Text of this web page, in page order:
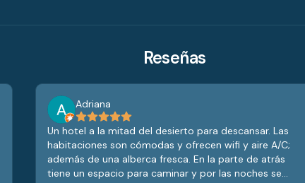
Reseñas
Adriana
Un hotel a la mitad del desierto para descansar. Las
habitaciones son cómodas y ofrecen wifi y aire A/C;
además de una alberca fresca. En la parte de atrás
tiene un espacio para caminar y por las noches se